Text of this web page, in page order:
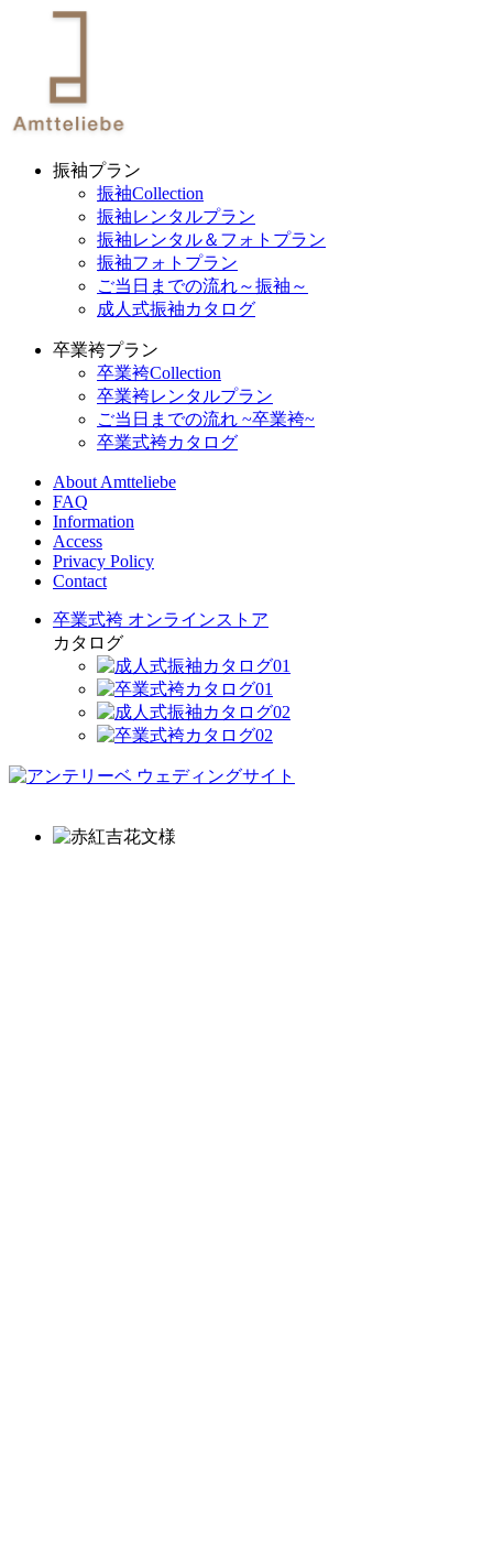
振袖プラン
振袖Collection
振袖レンタルプラン
振袖レンタル＆フォトプラン
振袖フォトプラン
ご当日までの流れ～振袖～
成人式振袖カタログ
卒業袴プラン
卒業袴Collection
卒業袴レンタルプラン
ご当日までの流れ ~卒業袴~
卒業式袴カタログ
About Amtteliebe
FAQ
Information
Access
Privacy Policy
Contact
卒業式袴 オンラインストア
カタログ